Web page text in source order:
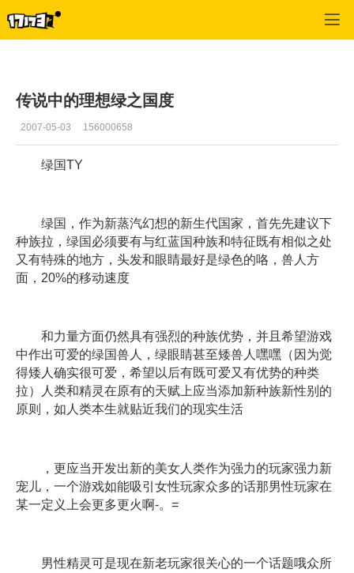
传说中的理想绿之国度
2007-05-03 156000658
绿国TY
绿国，作为新蒸汽幻想的新生代国家，首先先建议下
种族拉，绿国必须要有与红蓝国种族和特征既有相似之处
又有特殊的地方，头发和眼睛最好是绿色的咯，兽人方
面，20%的移动速度
和力量方面仍然具有强烈的种族优势，并且希望游戏
中作出可爱的绿国兽人，绿眼睛甚至矮兽人嘿嘿（因为觉
得矮人确实很可爱，希望以后有既可爱又有优势的种类
拉）人类和精灵在原有的天赋上应当添加新种族新性别的
原则，如人类本生就贴近我们的现实生活
，更应当开发出新的美女人类作为强力的玩家强力新
宠儿，一个游戏如能吸引女性玩家众多的话那男性玩家在
某一定义上会更多更火啊-。=
男性精灵可是现在新老玩家很关心的一个话题哦众所